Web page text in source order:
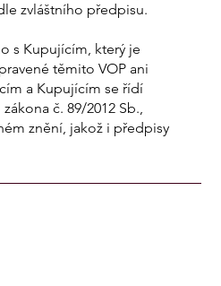
zvláštního předpisu.
s Kupujícím, který je
těmito VOP ani
a Kupujícím se řídí
č. 89/2012 Sb.,
znění, jakož i předpisy